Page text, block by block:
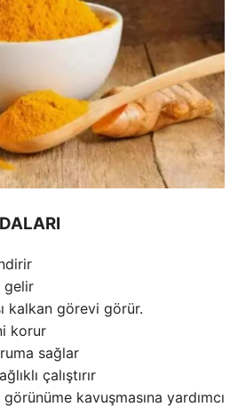
gelir
kalkan görevi görür.
korur
sağlar
çalıştırır
kavuşmasına yardımcı